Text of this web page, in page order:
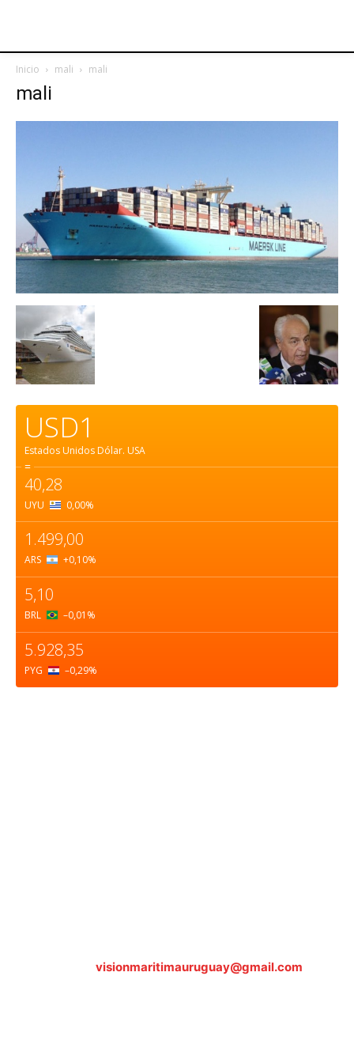
Inicio mali mali
mali
USD1
Estados Unidos Dólar. USA
=
40,28
UYU 0,00%
1.499,00
ARS +0,10%
5,10
BRL –0,01 %
5.928,35
PYG –0,29%
visionmaritimauruguay@gmail.com